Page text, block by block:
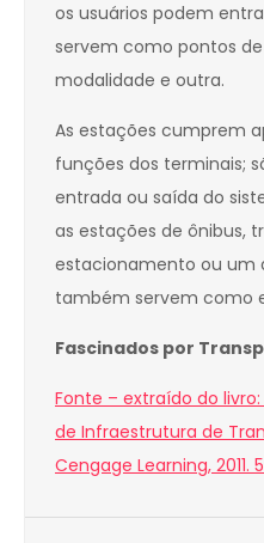
os usuários podem
servem como pontos
modalidade e outra.
As estações cumprem
funções dos terminais;
entrada ou saída do
as estações de ônibus,
estacionamento ou um
também servem como
Fascinados por
Fonte – extraído do livro:
de Infraestrutura de
Cengage Learning, 2011.